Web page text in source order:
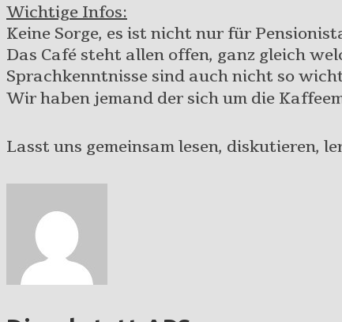
Wichtige Infos:
Keine Sorge, es ist nicht nur für
Das Café steht allen offen, ganz gleich
Sprachkenntnisse sind auch nicht so
Wir haben jemand der sich um die
Lasst uns gemeinsam lesen, diskutieren,